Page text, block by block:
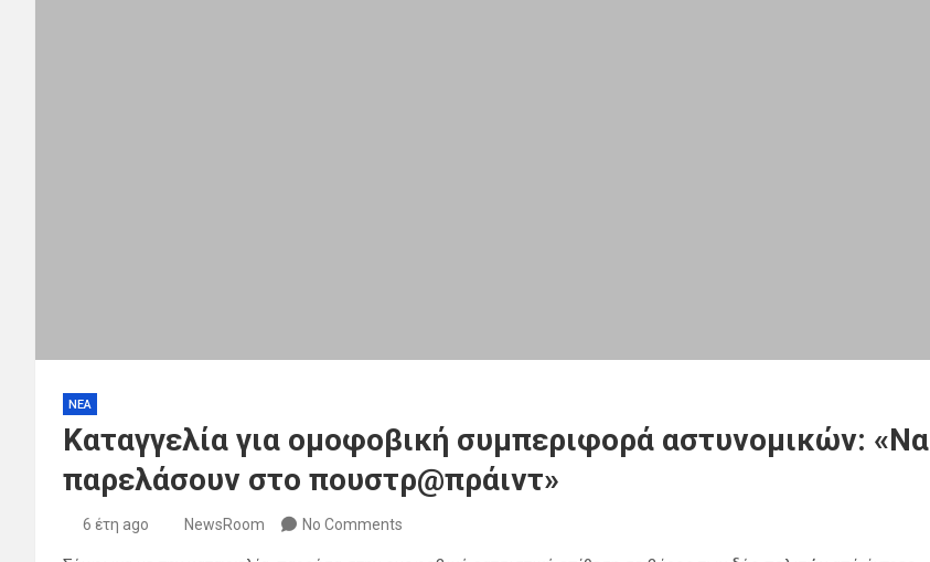
ΝΕΑ
Καταγγελία για ομοφοβική συμπεριφορά αστυνομικών: «Να
παρελάσουν στο πουστρ@πράιντ»
6 έτη ago NewsRoom No Comments